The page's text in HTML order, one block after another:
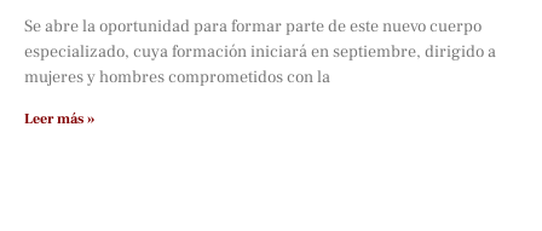
Se abre la oportunidad para formar parte de este nuevo cuerpo
especializado, cuya formación iniciará en septiembre, dirigido a
mujeres y hombres comprometidos con la
Leer más »